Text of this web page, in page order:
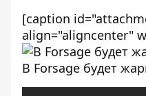
[caption
align="aligncenter"
В Forsage будет